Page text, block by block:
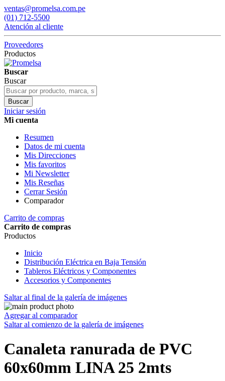
ventas@promelsa.com.pe
(01) 712-5500
Atención al cliente
Proveedores
Productos
Buscar
Buscar
Buscar
Iniciar sesión
Mi cuenta
Resumen
Datos de mi cuenta
Mis Direcciones
Mis favoritos
Mi Newsletter
Mis Reseñas
Cerrar Sesión
Comparador
Carrito de compras
Carrito de compras
Productos
Inicio
Distribución Eléctrica en Baja Tensión
Tableros Eléctricos y Componentes
Accesorios y Componentes
Saltar al final de la galería de imágenes
Agregar al comparador
Saltar al comienzo de la galería de imágenes
Canaleta ranurada de PVC
60x60mm LINA 25 2mts